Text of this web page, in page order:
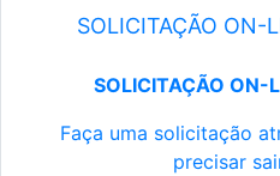
SOLICITAÇÃO ON-
SOLICITAÇÃO ON-
Faça uma solicitação
precisar